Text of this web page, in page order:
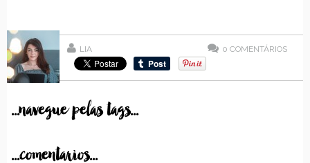
LIA 0 COMENTÁRIOS
...navegue pelas tags...
...comentarios...